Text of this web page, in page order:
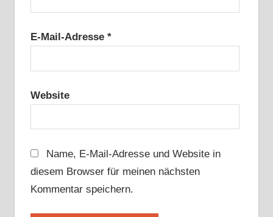
E-Mail-Adresse *
Website
Name, E-Mail-Adresse und Website in
diesem Browser für meinen nächsten
Kommentar speichern.